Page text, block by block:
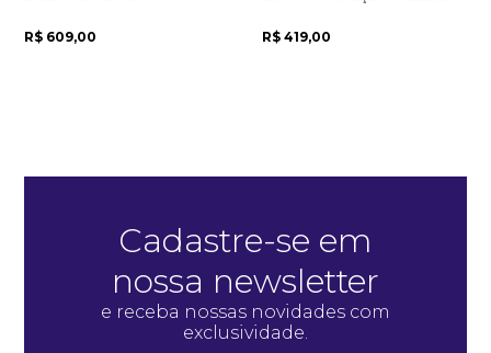
R$ 609,00 R$ 419,00
Cadastre-se em
nossa newsletter
e receba nossas novidades com
exclusividade.